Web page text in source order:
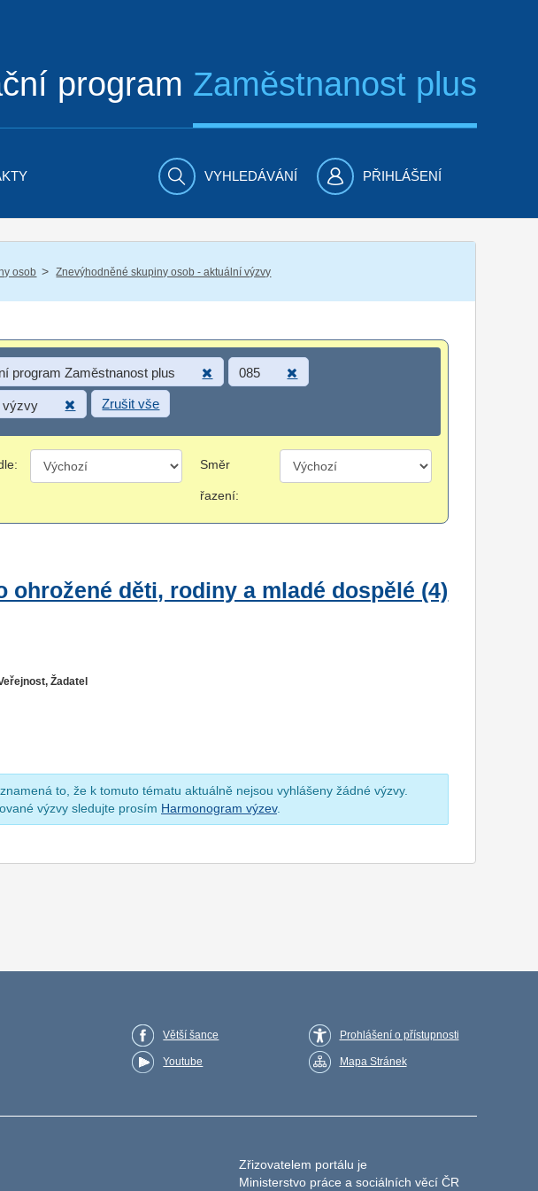
program Zaměstnanost plus
VYHLEDÁVÁNÍ PŘIHLÁŠENÍ
osob / Znevýhodněné skupiny osob - aktuální výzvy
program Zaměstnanost plus 085
výzvy Zrušit vše
Směr
řazení:
ohrožené děti, rodiny a mladé dospělé (4)
Žadatel
to, že k tomuto tématu aktuálně nejsou vyhlášeny žádné výzvy.
výzvy sledujte prosím Harmonogram výzev.
Větší šance
Youtube
Prohlášení o přístupnosti
Mapa Stránek
Zřizovatelem portálu je
Ministerstvo práce a sociálních věcí ČR